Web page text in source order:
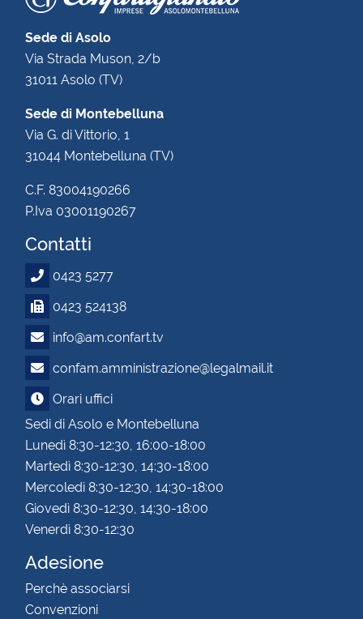
Sede di Asolo
Via Strada Muson, 2/b
31011 Asolo (TV)
Sede di Montebelluna
Via G. di Vittorio, 1
31044 Montebelluna (TV)
C.F. 83004190266
P.Iva 03001190267
Contatti
0423 5277
0423 524138
info@am.confart.tv
confam.amministrazione@legalmail.it
Orari uffici
Sedi di Asolo e Montebelluna
Lunedì 8:30-12:30, 16:00-18:00
Martedì 8:30-12:30, 14:30-18:00
Mercoledì 8:30-12:30, 14:30-18:00
Giovedì 8:30-12:30, 14:30-18:00
Venerdì 8:30-12:30
Adesione
Perchè associarsi
Convenzioni